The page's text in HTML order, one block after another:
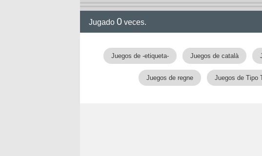
Jugado 0 veces.
Juegos de -etiqueta- Juegos de català
Juegos de regne Juegos de Tipo